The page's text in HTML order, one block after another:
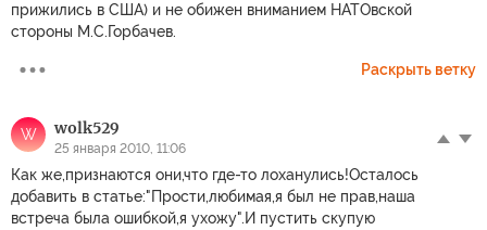
прижились в США) и не обижен вниманием НАТОвской
стороны М.С.Горбачев.
Раскрыть ветку
W wolk529
25 января 2010, 11:06
Как же,признаются они,что где-то лоханулись!Осталось
добавить в статье:"Прости,любимая,я был не прав,наша
встреча была ошибкой,я ухожу".И пустить скупую